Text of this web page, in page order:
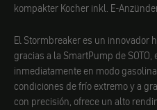
SOTO Outdoors
kompakter Kocher inkl. E-
El Stormbreaker es un innovador
gracias a la SmartPump de
inmediatamente en modo
condiciones de frío extremo y a
con precisión, ofrece un alto